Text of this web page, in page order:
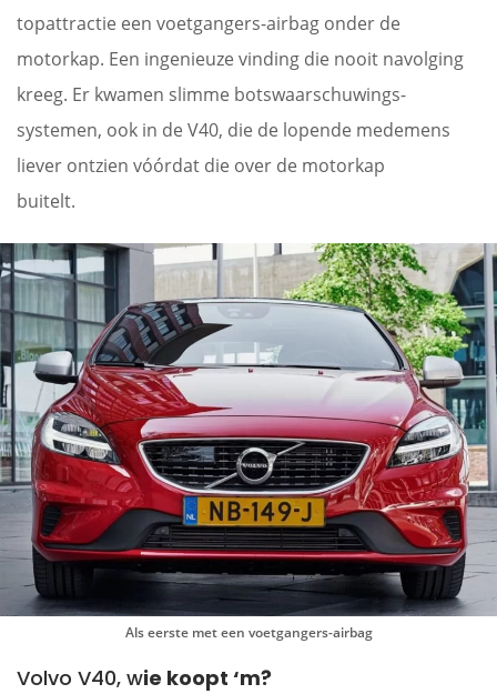
topattractie een voetgangers-airbag onder de
motorkap. Een ingenieuze vinding die nooit navolging
kreeg. Er kwamen slimme botswaarschuwings-
systemen, ook in de V40, die de lopende medemens
liever ontzien vóórdat die over de motorkap
buitelt.
Als eerste met een voetgangers-airbag
Volvo V40, wie koopt ‘m?